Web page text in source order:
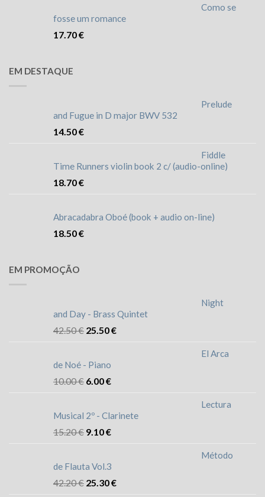
Como se
fosse um romance
17.70€
EM DESTAQUE
Prelude
and Fugue in D major BWV 532
14.50€
Fiddle
Time Runners violin book 2 c/ (audio-online)
18.70€
Abracadabra Oboé (book + audio on-line)
18.50€
EM PROMOÇÃO
Night
and Day - Brass Quintet
42.50€ 25.50€
El Arca
de Noé - Piano
10.00€ 6.00€
Lectura
Musical 2º - Clarinete
15.20€ 9.10€
Método
de Flauta Vol.3
42.20€ 25.30€